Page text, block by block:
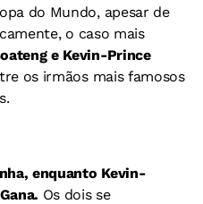
do Mundo, apesar de
o caso mais
e Kevin-Prince
os irmãos mais famosos
enquanto Kevin-
Os dois se